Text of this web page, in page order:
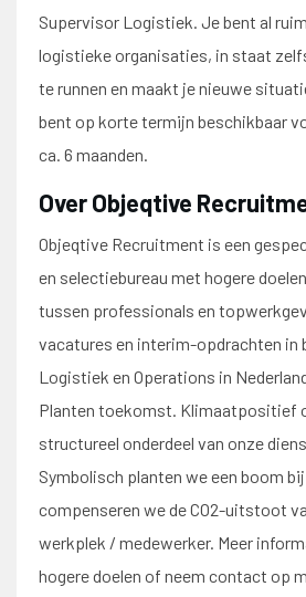
Supervisor Logistiek. Je bent al
logistieke organisaties, in staat
te runnen en maakt je nieuwe
bent op korte termijn beschikbaar
ca. 6 maanden.
Over Objeqtive
Objeqtive Recruitment is een
en selectiebureau met hogere
tussen professionals en
vacatures en interim-opdrachten in
Logistiek en Operations in
Planten toekomst. Klimaatpositief
structureel onderdeel van onze
Symbolisch planten we een boom
compenseren we de CO2-uitstoot
werkplek / medewerker. Meer
hogere doelen of neem contact op